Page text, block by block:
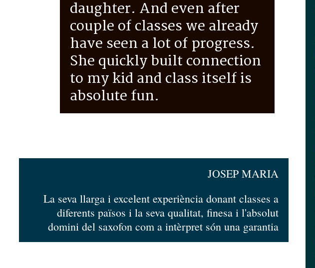
daughter. And even after
couple of classes we already
have seen a lot of progress.
She quickly built connection
to my kid and class itself is
absolute fun.
JOSEP MARIA
La seva llarga i excelent experiència donant classes a
diferents països i la seva qualitat, finesa i l'absolut
domini del saxofon com a intèrpret són una garantia